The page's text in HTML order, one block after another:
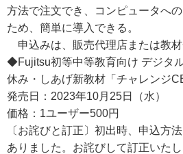
方法で注文でき、コンピュータへ
ため、簡単に導入できる。
申込みは、販売代理店または教材
◆Fujitsu初等中等教育向け デジタ
休み・しあげ新教材「チャレンジ
発売日：2023年10月25日（水）
価格：1ユーザー500円
〔お詫びと訂正〕初出時、申込方
ありました。お詫びして訂正いたし